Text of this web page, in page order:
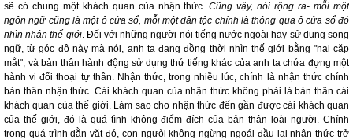
sẽ có chung một khách quan của nhận thức.Cũng vậy, nói rộng ra- mỗi một
ngôn ngữ cũng là một ô cửa sổ, mỗi một dân tộc chính là thông qua ô cửa sổ đó
nhìn nhận thế giới. Đối với những người nói tiếng nước ngoài hay sử dụng song
ngữ, từ góc độ này mà nói, anh ta đang đồng thời nhìn thế giới bằng "hai cặp
mắt"; và bản thân hành động sử dụng thứ tiếng khác của anh ta chứa đựng một
hành vi đối thoại tự thân. Nhận thức, trong nhiều lúc, chính là nhận thức chính
bản thân nhận thức. Cái khách quan của nhận thức không phải là bản thân cái
khách quan của thế giới. Làm sao cho nhận thức đến gần được cái khách quan
của thế giới, đó là quá tình không điểm đích của bản thân loài người. Chính
trong quá trình dằn vặt đó, con ngưòi không ngừng ngoái đầu lại nhận thức trở